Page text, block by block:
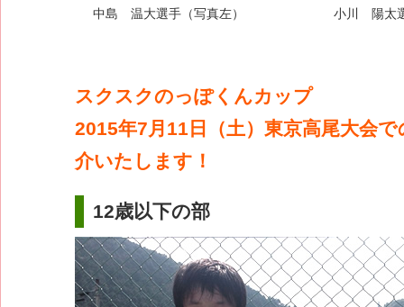
中島 温大選手（写真左） 小川 陽太
スクスクのっぽくんカップ
2015年7月11日（土）東京高尾大会
介いたします！
12歳以下の部